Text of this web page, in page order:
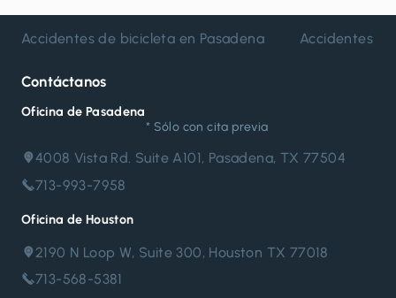
Accidentes de bicicleta en Pasadena Accidentes
Contáctanos
Oficina de Pasadena
* Sólo con cita previa
4008 Vista Rd. Suite A101, Pasadena, TX 77504
713-993-7958
Oficina de Houston
2190 N Loop W, Suite 300, Houston TX 77018
713-568-5381